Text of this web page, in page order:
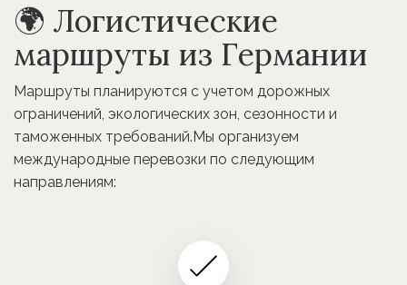
🌍 Логистические
маршруты из Германии
Маршруты планируются с учетом дорожных
ограничений, экологических зон, сезонности и
таможенных требований.Мы организуем
международные перевозки по следующим
направлениям: